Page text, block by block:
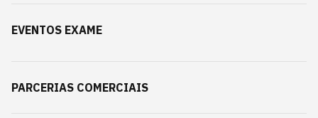
EVENTOS EXAME
PARCERIAS COMERCIAIS